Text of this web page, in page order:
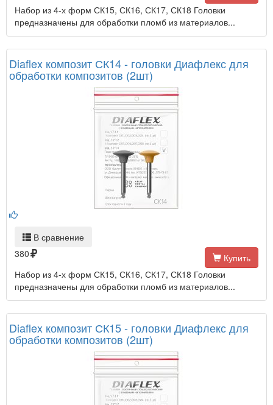
Набор из 4-х форм СК15, СК16, СК17, СК18 Головки
предназначены для обработки пломб из материалов...
Diaflex композит СК14 - головки Диафлекс для
обработки композитов (2шт)
В сравнение
380
Купить
Набор из 4-х форм СК15, СК16, СК17, СК18 Головки
предназначены для обработки пломб из материалов...
Diaflex композит СК15 - головки Диафлекс для
обработки композитов (2шт)